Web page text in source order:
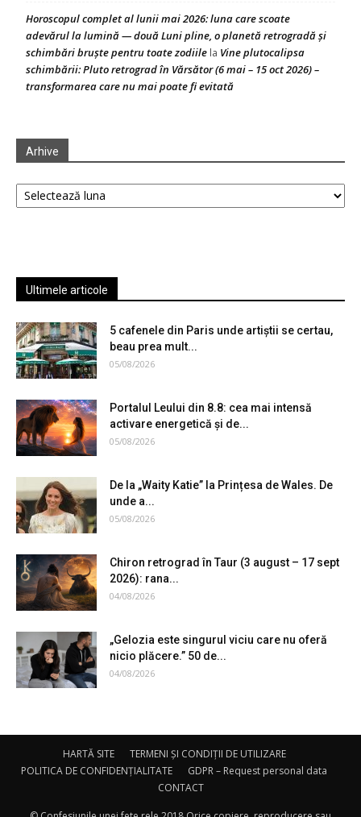
Horoscopul complet al lunii mai 2026: luna care scoate
adevărul la lumină — două Luni pline, o planetă retrogradă și
schimbări bruște pentru toate zodiile la Vine plutocalipsa
schimbării: Pluto retrograd în Vărsător (6 mai – 15 oct 2026) –
transformarea care nu mai poate fi evitată
Arhive
Arhive
Ultimele articole
5 cafenele din Paris unde artiștii se certau,
beau prea mult...
05/08/2026
Portalul Leului din 8.8: cea mai intensă
activare energetică și de...
05/08/2026
De la „Waity Katie” la Prințesa de Wales. De
unde a...
05/08/2026
Chiron retrograd în Taur (3 august – 17 sept
2026): rana...
04/08/2026
„Gelozia este singurul viciu care nu oferă
nicio plăcere.” 50 de...
04/08/2026
HARTĂ SITE
TERMENI ȘI CONDIȚII DE UTILIZARE
POLITICA DE CONFIDENȚIALITATE
GDPR – Request personal data
CONTACT